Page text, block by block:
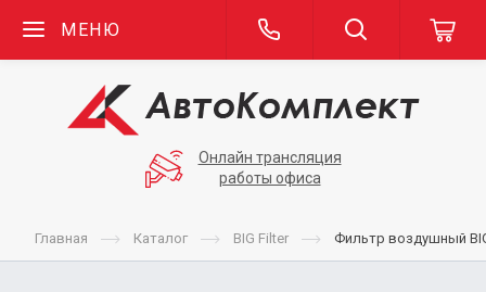
МЕНЮ
Онлайн трансляция
работы офиса
Главная Каталог BIG Filter Фильтр воздушный BIG